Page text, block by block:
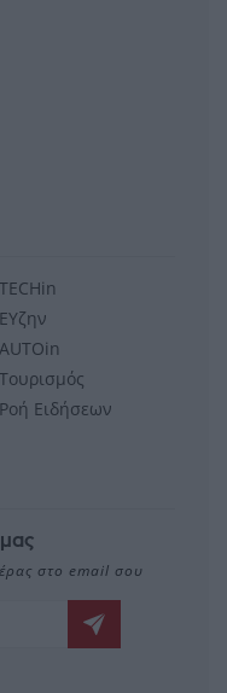
TECHin
ΕΥζην
AUTOin
Τουρισμός
Ροή Ειδήσεων
στο email σου